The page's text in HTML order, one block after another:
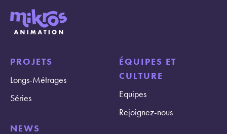
PROJETS
Longs-Métrages
Séries
NEWS
ÉQUIPES ET
CULTURE
Equipes
Rejoignez-nous